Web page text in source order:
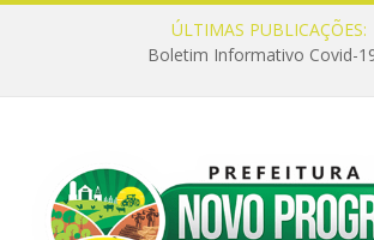
ÚLTIMAS PUBLICAÇÕES:
Boletim Informativo Covid-